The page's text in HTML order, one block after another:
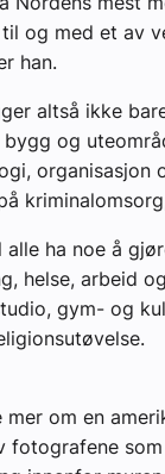
og med et av
han.
altså ikke
og
organisasjon
alle ha noe å
helse, arbeid
gym- og
mer om en
fotografene